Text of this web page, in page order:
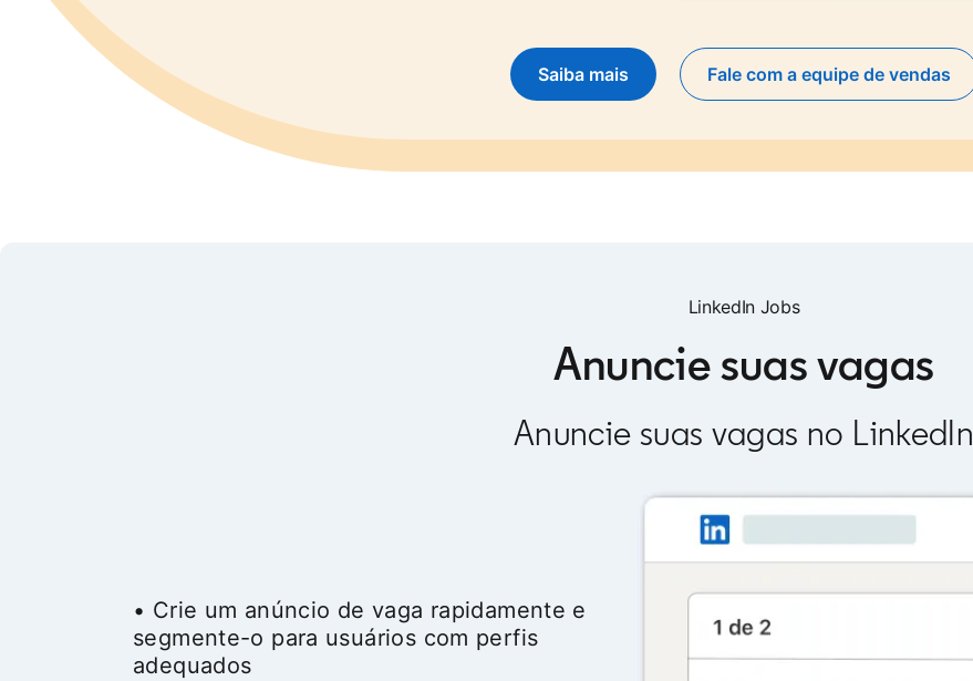
Saiba mais Fale com a equipe de vendas
LinkedIn Jobs
Anuncie suas vagas
Anuncie suas vagas no LinkedIn
• Crie um anúncio de vaga rapidamente e
segmente-o para usuários com perfis
adequados